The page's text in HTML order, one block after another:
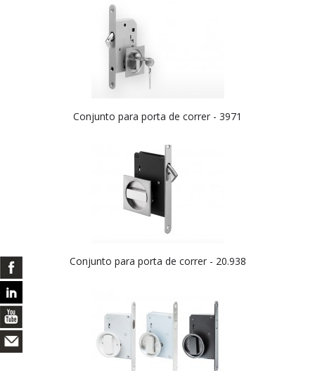
Conjunto para porta de correr - 3971
Conjunto para porta de correr - 20.938